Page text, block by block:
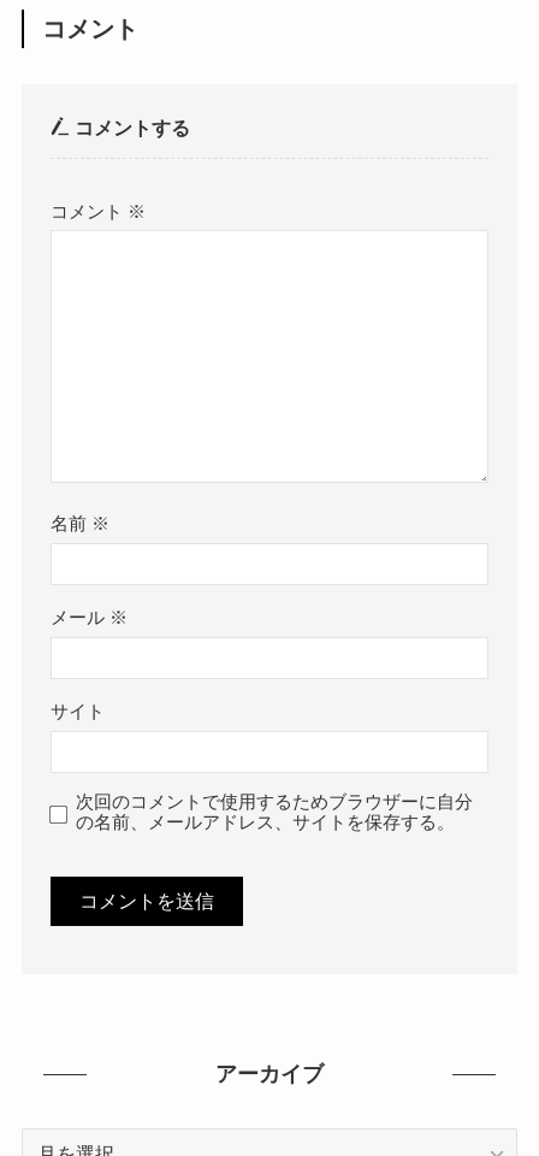
コメント
コメントする
コメント ※
名前 ※
メール ※
サイト
次回のコメントで使用するためブラウザーに自分
の名前、メールアドレス、サイトを保存する。
アーカイブ